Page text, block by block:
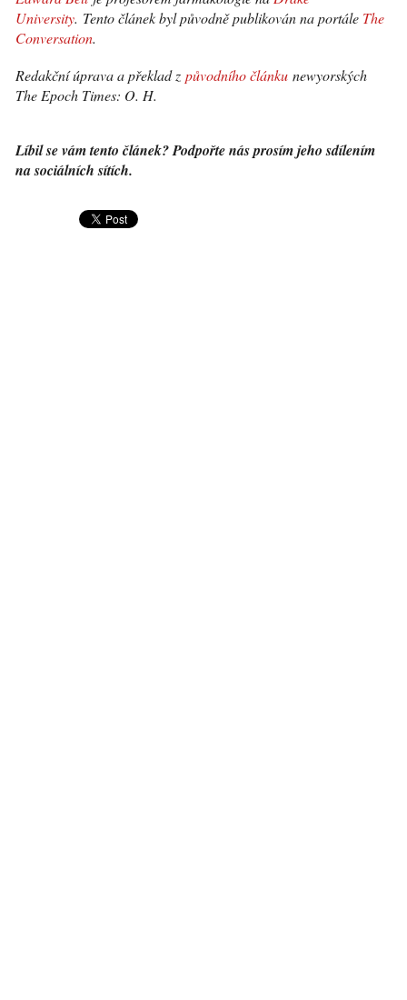
University. Tento článek byl původně publikován na portále The
Conversation.
Redakční úprava a překlad z původního článku newyorských
The Epoch Times: O. H.
Líbil se vám tento článek? Podpořte nás prosím jeho sdílením
na sociálních sítích.